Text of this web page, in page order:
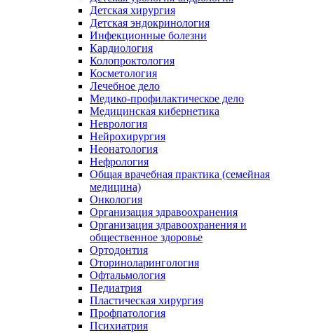
Детская хирургия
Детская эндокринология
Инфекционные болезни
Кардиология
Колопроктология
Косметология
Лечебное дело
Медико-профилактическое дело
Медицинская кибернетика
Неврология
Нейрохирургия
Неонатология
Нефрология
Общая врачебная практика (семейная
медицина)
Онкология
Организация здравоохранения
Организация здравоохранения и
общественное здоровье
Ортодонтия
Оториноларингология
Офтальмология
Педиатрия
Пластическая хирургия
Профпатология
Психиатрия